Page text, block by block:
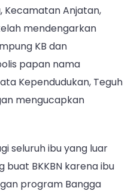
Kecamatan Anjatan,
mendengarkan
KB dan
papan nama
Kependudukan, Teguh
mengucapkan
seluruh ibu yang luar
buat BKKBN karena ibu
program Bangga